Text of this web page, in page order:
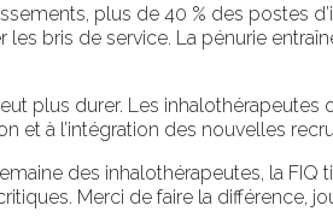
plus de 40 % des postes
les bris de service. La pénurie
plus durer. Les inhalothérapeutes
et à l’intégration des nouvelles
des inhalothérapeutes, la
Merci de faire la différence,